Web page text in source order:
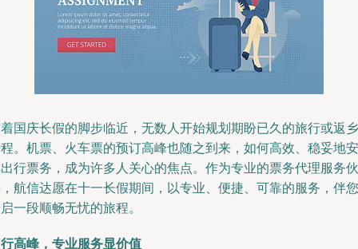
国庆长假的脚步临近，无数人开始规划期盼已久的旅行或返乡
。机票、火车票的预订高峰也随之到来，如何高效、稳妥地安
行票务，成为许多人关心的焦点。作为专业的票务代理服务伙
航信达愿在十一长假期间，以专业、便捷、可靠的服务，伴您
一段顺畅无忧的旅程。
高峰，专业服务显价值